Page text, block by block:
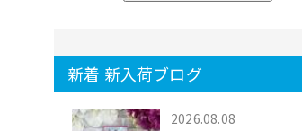
新着 新入荷ブログ
2026.08.08